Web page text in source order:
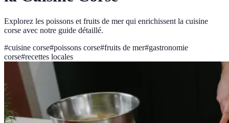
Explorez les poissons et fruits de mer qui enrichissent la cuisine
corse avec notre guide détaillé.
#cuisine corse#poissons corse#fruits de mer#gastronomie
corse#recettes locales